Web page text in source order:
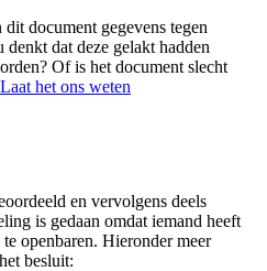
document gegevens tegen
denkt dat deze gelakt hadden
Of is het document slecht
Laat het ons weten
en vervolgens deels
is gedaan omdat iemand heeft
openbaren. Hieronder meer
besluit: